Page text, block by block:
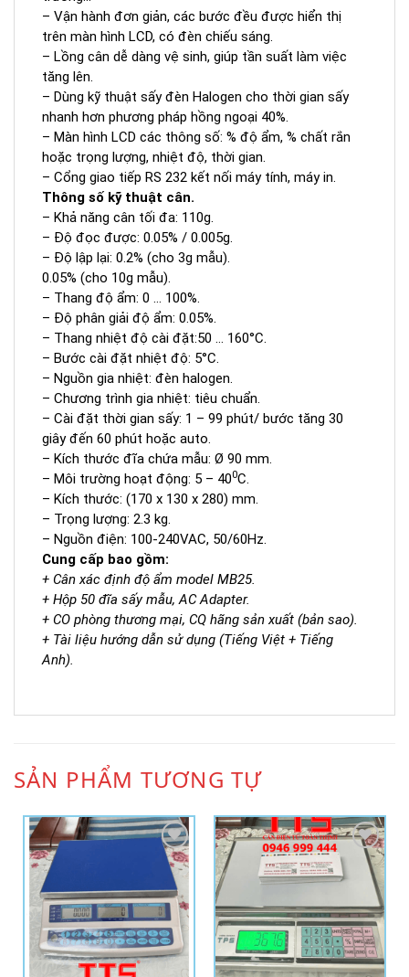
– Vận hành đơn giản, các bước đều được hiển thị
trên màn hình LCD, có đèn chiếu sáng.
– Lồng cân dễ dàng vệ sinh, giúp tần suất làm việc
tăng lên.
– Dùng kỹ thuật sấy đèn Halogen cho thời gian sấy
nhanh hơn phương pháp hồng ngoại 40%.
– Màn hình LCD các thông số: % độ ẩm, % chất rắn
hoặc trọng lượng, nhiệt độ, thời gian.
– Cổng giao tiếp RS 232 kết nối máy tính, máy in.
Thông số kỹ thuật cân.
– Khả năng cân tối đa: 110g.
– Độ đọc được: 0.05% / 0.005g.
– Độ lập lại: 0.2% (cho 3g mẫu).
0.05% (cho 10g mẫu).
– Thang độ ẩm: 0 … 100%.
– Độ phân giải độ ẩm: 0.05%.
– Thang nhiệt độ cài đặt:50 … 160°C.
– Bước cài đặt nhiệt độ: 5°C.
– Nguồn gia nhiệt: đèn halogen.
– Chương trình gia nhiệt: tiêu chuẩn.
– Cài đặt thời gian sấy: 1 – 99 phút/ bước tăng 30
giây đến 60 phút hoặc auto.
– Kích thước đĩa chứa mẫu: Ø 90 mm.
– Môi trường hoạt động: 5 – 400C.
– Kích thước: (170 x 130 x 280) mm.
– Trọng lượng: 2.3 kg.
– Nguồn điện: 100-240VAC, 50/60Hz.
Cung cấp bao gồm:
+ Cân xác định độ ẩm model MB25.
+ Hộp 50 đĩa sấy mẫu, AC Adapter.
+ CO phòng thương mại, CQ hãng sản xuất (bản sao).
+ Tài liệu hướng dẫn sử dụng (Tiếng Việt + Tiếng
Anh).
SẢN PHẨM TƯƠNG TỰ
Add to
Wishlist
Wishlist